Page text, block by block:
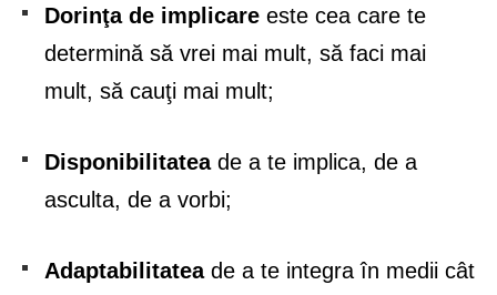
Dorinţa de implicare este cea care te
determină să vrei mai mult, să faci mai
mult, să cauţi mai mult;
Disponibilitateade a te implica, de a
asculta, de a vorbi;
Adaptabilitateade a te integra în medii cât